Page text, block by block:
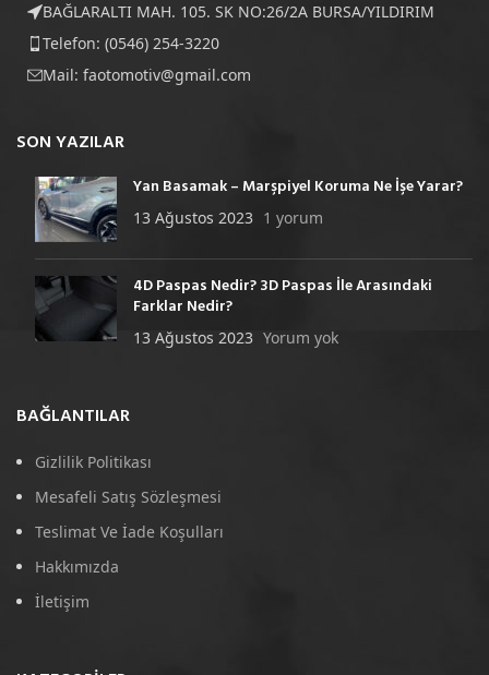
BAĞLARALTI MAH. 105. SK NO:26/2A BURSA/YILDIRIM
Telefon: (0546) 254-3220
Mail: faotomotiv@gmail.com
SON YAZILAR
Yan Basamak – Marşpiyel Koruma Ne İşe Yarar?
13 Ağustos 2023 1 yorum
4D Paspas Nedir? 3D Paspas İle Arasındaki
Farklar Nedir?
13 Ağustos 2023 Yorum yok
BAĞLANTILAR
Gizlilik Politikası
Mesafeli Satış Sözleşmesi
Teslimat Ve İade Koşulları
Hakkımızda
İletişim